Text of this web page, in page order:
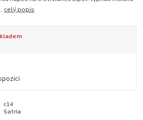
celý popis
c14
Satria